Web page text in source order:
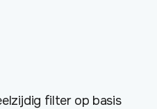
filter op basis